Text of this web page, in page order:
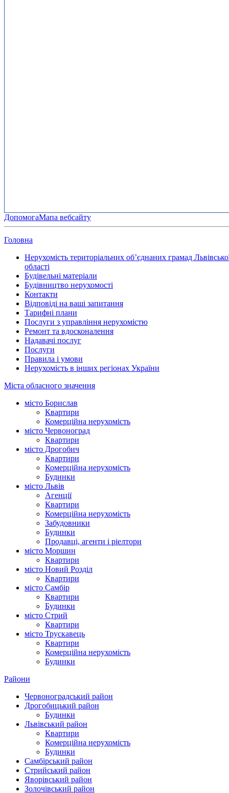
ДопомогаМапа вебсайту
Головна
Нерухомість територіальних об’єднаних грамад
області
Будівельні матеріали
Будівництво нерухомості
Контакти
Відповіді на ваші запитання
Тарифні плани
Послуги з управління нерухомістю
Ремонт та вдосконалення
Надавачі послуг
Послуги
Правила і умови
Нерухомість в інших регіонах України
Міста обласного значення
місто Борислав
Квартири
Комерційна нерухомість
місто Червоноград
Квартири
місто Дрогобич
Квартири
Комерційна нерухомість
Будинки
місто Львів
Агенції
Квартири
Комерційна нерухомість
Забудовники
Будинки
Продавці, агенти і ріелтори
місто Моршин
Квартири
місто Новий Розділ
Квартири
місто Самбір
Квартири
Будинки
місто Стрий
Квартири
місто Трускавець
Квартири
Комерційна нерухомість
Будинки
Райони
Червоноградський район
Дрогобицький район
Будинки
Львівський район
Квартири
Комерційна нерухомість
Будинки
Самбірський район
Стрийський район
Яворівський район
Золочівський район